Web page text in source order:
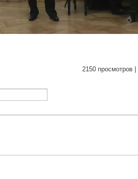
2150 просмотров |